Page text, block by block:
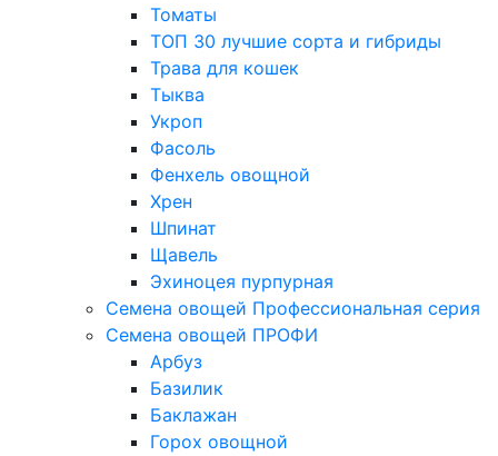
Томаты
ТОП 30 лучшие сорта и гибриды
Трава для кошек
Тыква
Укроп
Фасоль
Фенхель овощной
Хрен
Шпинат
Щавель
Эхиноцея пурпурная
Семена овощей Профессиональная серия
Семена овощей ПРОФИ
Арбуз
Базилик
Баклажан
Горох овощной